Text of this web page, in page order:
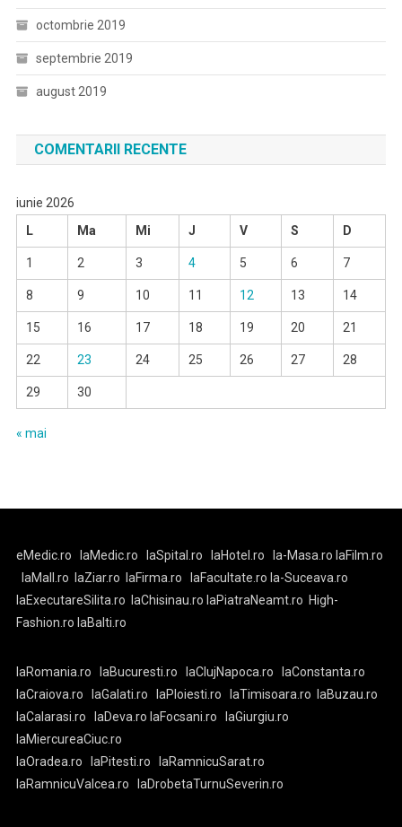
octombrie 2019
septembrie 2019
august 2019
COMENTARII RECENTE
iunie 2026
L
Ma Mi J V S D
1 2 3 4 5 6 7
8 9 10 11 12 13 14
15 16 17 18 19 20 21
22 23 24 25 26 27 28
29 30
« mai
eMedic.ro laMedic.ro laSpital.ro laHotel.ro la-Masa.ro laFilm.ro
laMall.ro laZiar.ro laFirma.ro laFacultate.rola-Suceava.ro
laExecutareSilita.ro laChisinau.ro laPiatraNeamt.ro High-
Fashion.ro laBalti.ro
laRomania.ro laBucuresti.ro laClujNapoca.ro
laConstanta.ro
laCraiova.ro
laGalati.ro laPloiesti.ro laTimisoara.ro laBuzau.ro
laCalarasi.ro
laDeva.ro laFocsani.ro
laGiurgiu.ro
laMiercureaCiuc.ro
laOradea.ro
laPitesti.ro
laRamnicuSarat.ro
laRamnicuValcea.ro
laDrobetaTurnuSeverin.ro